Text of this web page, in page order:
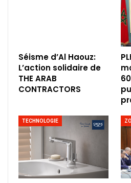
Séisme d’Al Haouz:
L’action solidaire de
THE ARAB
CONTRACTORS
TECHNOLOGIE